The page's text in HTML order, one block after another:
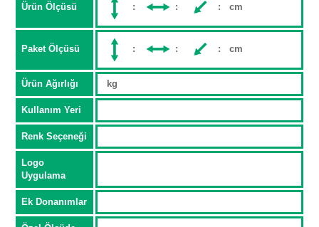
Ürün Ölçüsü : : : cm
Paket Ölçüsü : : : cm
Ürün Ağırlığı kg
Kullanım Yeri
Renk Seçeneği
Logo
Uygulama
Ek Donanımlar